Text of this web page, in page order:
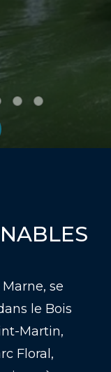
se
le Bois
Martin,
Floral,